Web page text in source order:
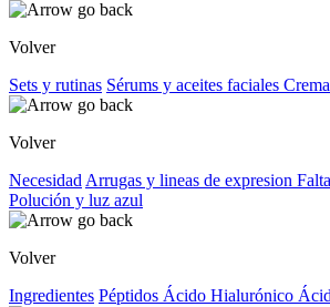
Volver
Sets y rutinas Sérums y aceites faciales
Volver
Necesidad Arrugas y lineas de expresion
Polución y luz azul
Volver
Ingredientes Péptidos Ácido Hialurónico